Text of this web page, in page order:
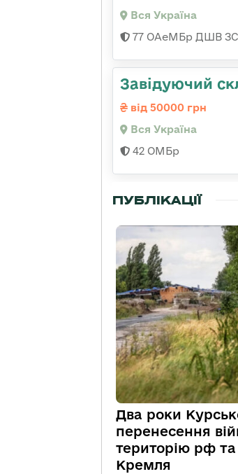
Вся Україна
77 ОАеМБр ДШВ ЗС
Завідуючий
від 50000 грн
Вся Україна
42 ОМБр
ПУБЛІКАЦІЇ
Два роки
перенесення
територію рф
Кремля